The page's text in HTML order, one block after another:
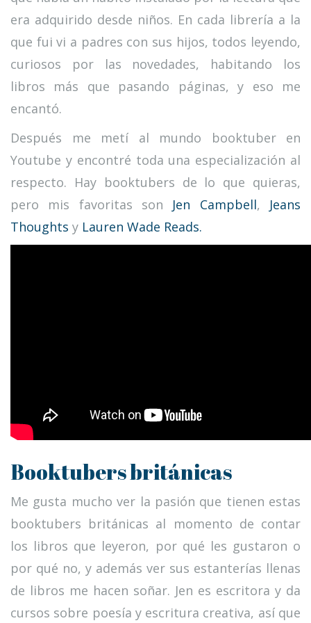
era adquirido desde niños. En cada librería a la
que fui vi a padres con sus hijos, todos leyendo,
curiosos por las novedades, habitando los
libros más que pasando páginas, y eso me
encantó.
Después me metí al mundo booktuber en
Youtube y encontré toda una especialización al
respecto. Hay booktubers de lo que quieras,
pero mis favoritas son Jen Campbell, Jeans
Thoughts y Lauren Wade Reads.
Booktubers británicas
Me gusta mucho ver la pasión que tienen estas
booktubers británicas al momento de contar
los libros que leyeron, por qué les gustaron o
por qué no, y además ver sus estanterías llenas
de libros me hacen soñar. Jen es escritora y da
cursos sobre poesía y escritura creativa, así que